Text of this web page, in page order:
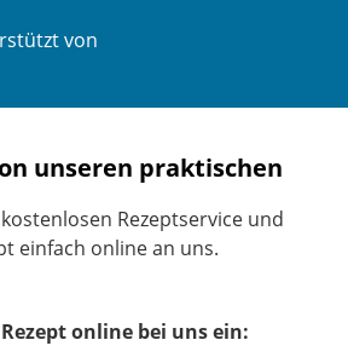
von
unseren praktischen
Rezeptservice und
einfach online an uns.
online bei uns ein: